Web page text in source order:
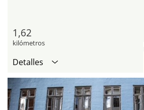
1,62
kilómetros
Detalles